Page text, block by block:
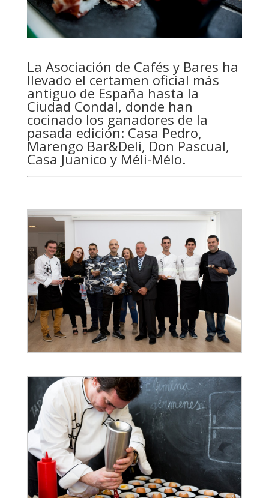
La Asociación de Cafés y Bares ha
llevado el certamen oficial más
antiguo de España hasta la
Ciudad Condal, donde han
cocinado los ganadores de la
pasada edición: Casa Pedro,
Marengo Bar&Deli, Don Pascual,
Casa Juanico y Méli-Mélo.